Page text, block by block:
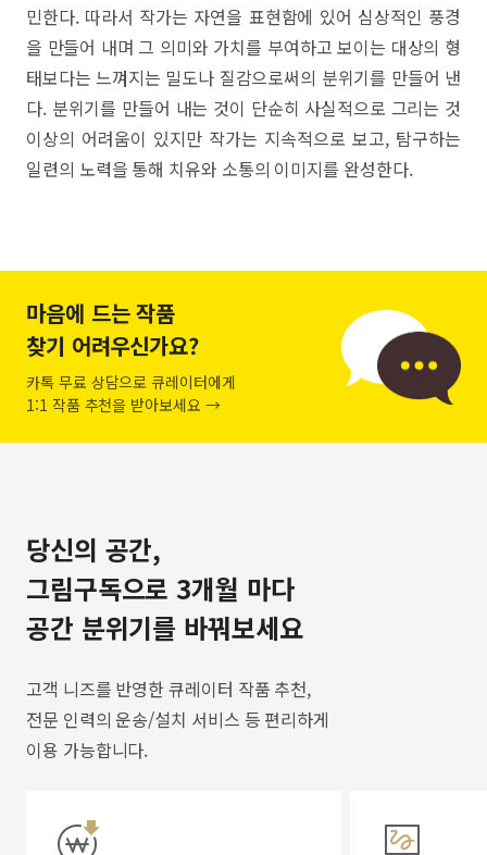
민한다. 따라서 작가는 자연을 표현함에 있어 심상적인 풍경
을 만들어 내며 그 의미와 가치를 부여하고 보이는 대상의 형
태보다는 느껴지는 밀도나 질감으로써의 분위기를 만들어 낸
다. 분위기를 만들어 내는 것이 단순히 사실적으로 그리는 것
이상의 어려움이 있지만 작가는 지속적으로 보고, 탐구하는
일련의 노력을 통해 치유와 소통의 이미지를 완성한다.
마음에 드는 작품
찾기 어려우신가요?
카톡 무료 상담으로 큐레이터에게
1:1 작품 추천을 받아보세요 →
당신의 공간,
그림구독으로 3개월 마다
공간 분위기를 바꿔보세요
고객 니즈를 반영한 큐레이터 작품 추천,
전문 인력의 운송/설치 서비스 등 편리하게
이용 가능합니다.